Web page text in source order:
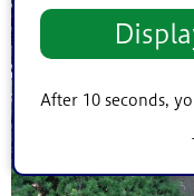
After 10 seconds,